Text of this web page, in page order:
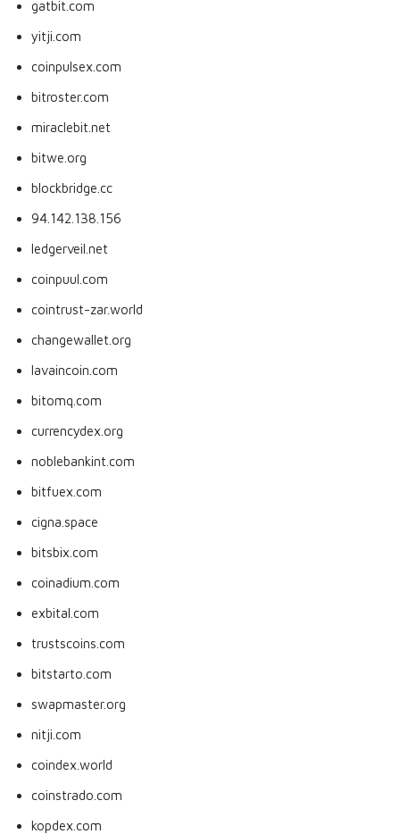
gatbit.com
yitji.com
coinpulsex.com
bitroster.com
miraclebit.net
bitwe.org
blockbridge.cc
94.142.138.156
ledgerveil.net
coinpuul.com
cointrust-zar.world
changewallet.org
lavaincoin.com
bitomq.com
currencydex.org
noblebankint.com
bitfuex.com
cigna.space
bitsbix.com
coinadium.com
exbital.com
trustscoins.com
bitstarto.com
swapmaster.org
nitji.com
coindex.world
coinstrado.com
kopdex.com